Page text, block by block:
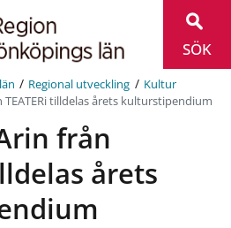
SÖK
/ Regional utveckling / Kultur
tilldelas årets kulturstipendium
från
årets